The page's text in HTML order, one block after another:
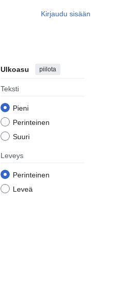
Kirjaudu sisään
Ulkoasu piilota
Teksti
Pieni
Perinteinen
Suuri
Leveys
Perinteinen
Leveä